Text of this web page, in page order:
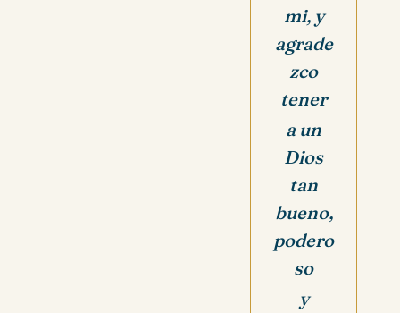
mi, y
agrade
zco
tener
a un
Dios
tan
bueno,
podero
so
y